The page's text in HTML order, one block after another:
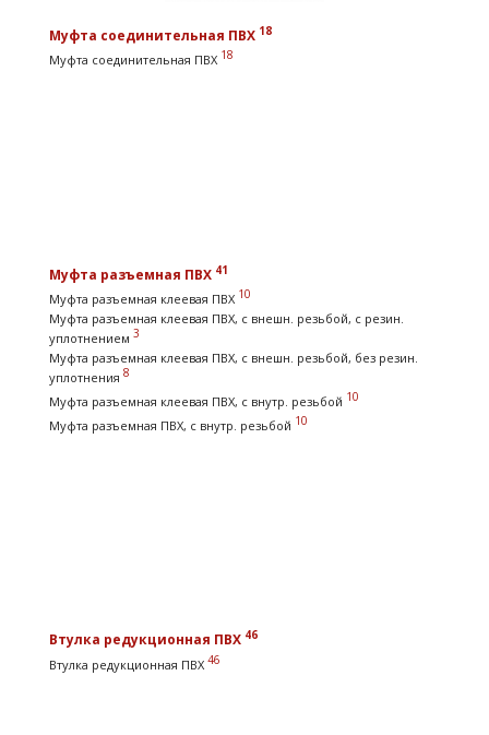
Муфта соединительная ПВХ 18
Муфта соединительная ПВХ 18
Муфта разъемная ПВХ 41
Муфта разъемная клеевая ПВХ 10
Муфта разъемная клеевая ПВХ, с внешн. резьбой, с резин.
уплотнением 3
Муфта разъемная клеевая ПВХ, с внешн. резьбой, без резин.
уплотнения 8
Муфта разъемная клеевая ПВХ, с внутр. резьбой 10
Муфта разъемная ПВХ, с внутр. резьбой 10
Втулка редукционная ПВХ 46
Втулка редукционная ПВХ 46